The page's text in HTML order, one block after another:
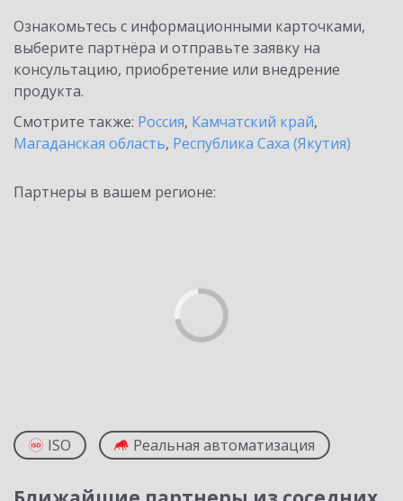
Ознакомьтесь с информационными карточками,
выберите партнёра и отправьте заявку на
консультацию, приобретение или внедрение
продукта.
Смотрите также: Россия, Камчатский край,
Магаданская область, Республика Саха (Якутия)
Партнеры в вашем регионе:
ISO Реальная автоматизация